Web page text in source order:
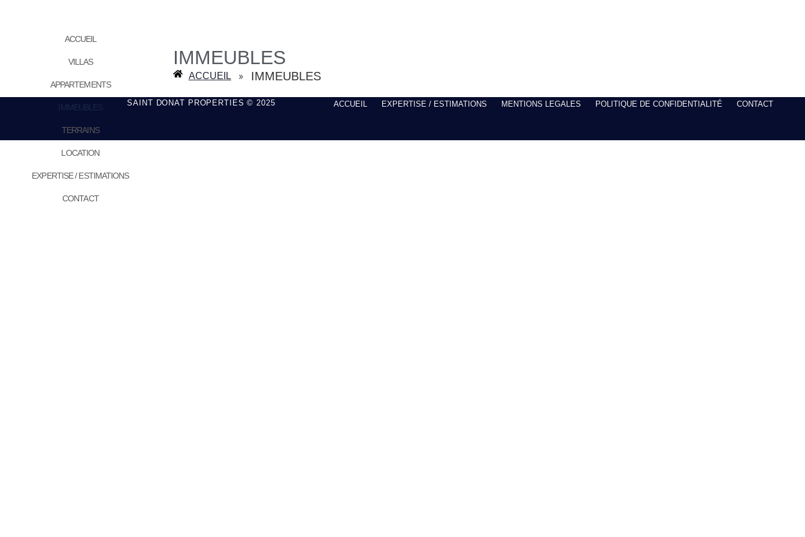
ACCUEIL
VILLAS
APPARTEMENTS
IMMEUBLES
TERRAINS
LOCATION
EXPERTISE / ESTIMATIONS
CONTACT
IMMEUBLES
ACCUEIL » IMMEUBLES
SAINT DONAT PROPERTIES © 2025 ACCUEIL EXPERTISE / ESTIMATIONS MENTIONS LEGALES POLITIQUE DE CONFIDENTIALITÉ CONTACT